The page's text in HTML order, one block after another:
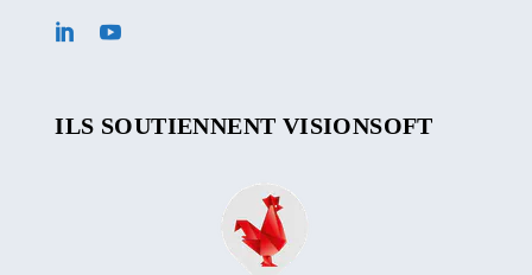
ILS SOUTIENNENT VISIONSOFT